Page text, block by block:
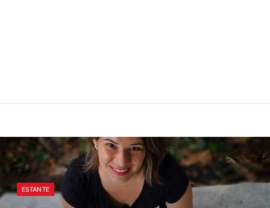
ESTANTE